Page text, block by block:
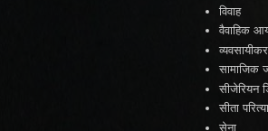
विवाह
वैवाहिक
सामाजिक
सीजेरियन
सीता
सेना